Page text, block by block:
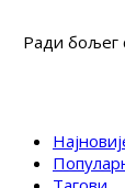
Ради бољег